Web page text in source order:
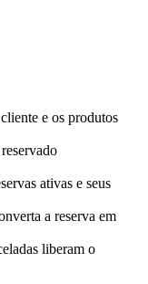
e os produtos
ativas e seus
a reserva em
liberam o